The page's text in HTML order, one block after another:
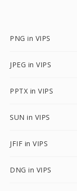
PNG in VIPS
JPEG in VIPS
PPTX in VIPS
SUN in VIPS
JFIF in VIPS
DNG in VIPS